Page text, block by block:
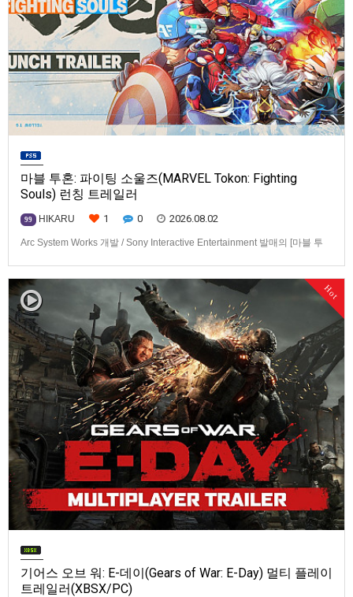
마블 투혼: 파이팅 소울즈(MARVEL Tokon: Fighting
Souls) 런칭 트레일러
99 HIKARU 1 0 2026.08.02
Arc System Works 개발 / Sony Interactive Entertainment 발매의 [마블 투
로 예정.
Hot
기어스 오브 워: E-데이(Gears of War: E-Day) 멀티 플레이
트레일러(XBSX/PC)